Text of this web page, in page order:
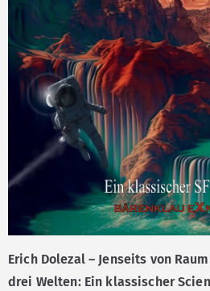
Erich Dolezal – Jenseits von
drei Welten: Ein klassischer